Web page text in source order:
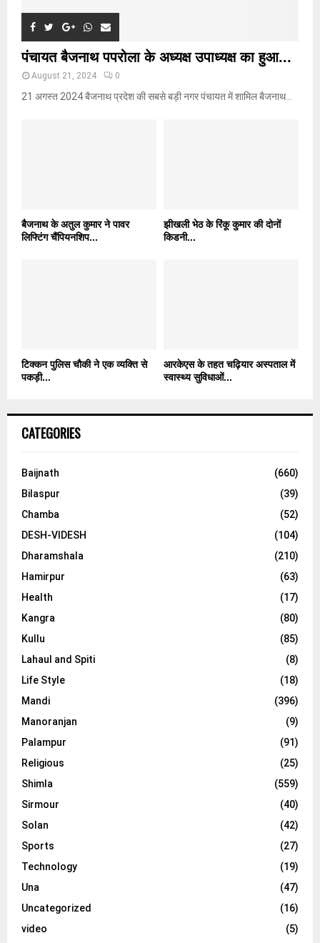
पंचायत बैजनाथ पपरोला के अध्यक्ष उपाध्यक्ष का हुआ...
August 21, 2024 0
21 अगस्त 2024 बैजनाथ प्रदेश की सबसे बड़ी नगर पंचायत में शामिल बैजनाथ...
बैजनाथ के अतुल कुमार ने पावर
लिफ्टिंग चैंपियनशिप...
झीखली भेठ के रिंकू कुमार की दोनों
किडनी...
टिक्कन पुलिस चौकी ने एक व्यक्ति से
पकड़ी...
आरकेएस के तहत चढ़ियार अस्पताल में
स्वास्थ्य सुविधाओं...
CATEGORIES
Baijnath
(660)
Bilaspur
(39)
Chamba
(52)
DESH-VIDESH
(104)
Dharamshala
(210)
Hamirpur
(63)
Health
(17)
Kangra
(80)
Kullu
(85)
Lahaul and Spiti
(8)
Life Style
(18)
Mandi
(396)
Manoranjan
(9)
Palampur
(91)
Religious
(25)
Shimla
(559)
Sirmour
(40)
Solan
(42)
Sports
(27)
Technology
(19)
Una
(47)
Uncategorized
(16)
video
(5)